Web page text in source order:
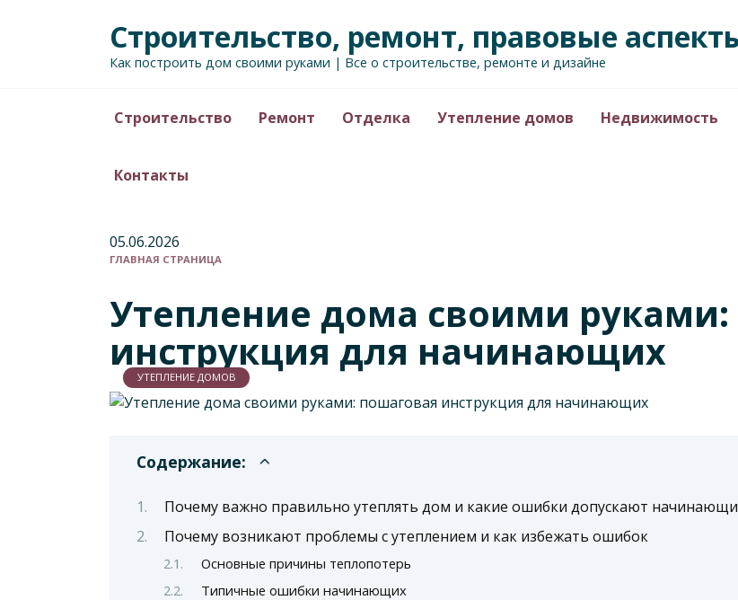
Строительство, ремонт, правовые
Как построить дом своими руками | Все о строительстве, ремонте и дизайне
Строительство Ремонт Отделка Утепление домов Недвижимость
Контакты
05.06.2026
ГЛАВНАЯ СТРАНИЦА
Утепление дома своими
инструкция для начинающих
УТЕПЛЕНИЕ ДОМОВ
Содержание:
Почему важно правильно утеплять дом и какие ошибки допускают
Почему возникают проблемы с утеплением и как избежать ошибок
Основные причины теплопотерь
Типичные ошибки начинающих